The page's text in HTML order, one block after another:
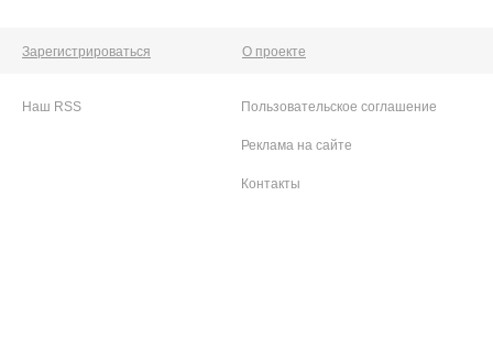
Зарегистрироваться О проекте
Наш RSS Пользовательское соглашение
Реклама на сайте
Контакты